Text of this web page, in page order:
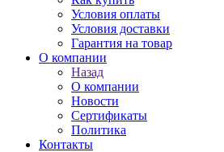
Условия оплаты
Условия доставки
Гарантия на товар
О компании
Назад
О компании
Новости
Сертификаты
Политика
Контакты